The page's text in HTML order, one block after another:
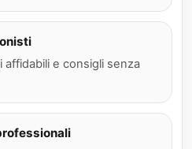
affidabili e consigli senza